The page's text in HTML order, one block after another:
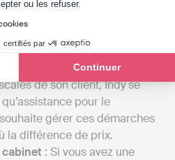
ou les refuser.
certifiés par
Continuer
comme le propose Indy,
à l’expert-
la comptabilité et transmet
de son client, Indy se
pour le
gérer ces démarches
la différence de prix.
cabinet : Si vous avez une